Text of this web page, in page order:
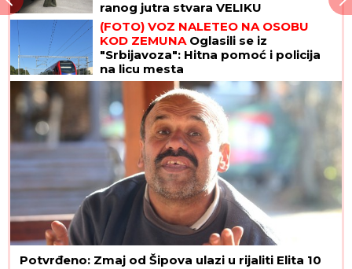
ranog jutra stvara VELIKU
NELAGODU! (VIDEO)
(FOTO) VOZ NALETEO NA OSOBU
KOD ZEMUNAOglasili se iz
"Srbijavoza": Hitna pomoć i policija
na licu mesta
Potvrđeno: Zmaj od Šipova ulazi u rijaliti Elita 10